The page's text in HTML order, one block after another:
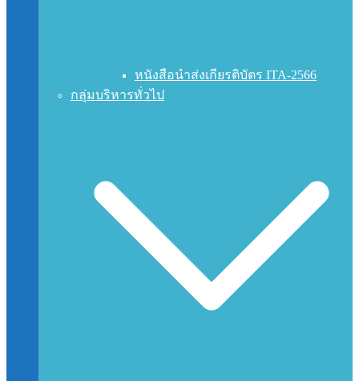
หนังสือนำส่งเกียรติบัตร ITA-2566
กลุ่มบริหารทั่วไป